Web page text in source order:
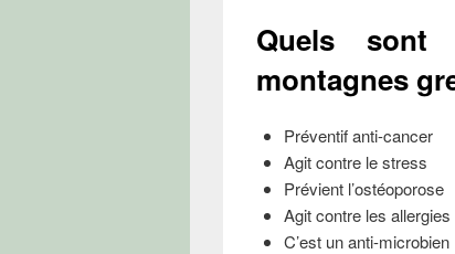
Quels
montagnes
Préventif anti-cancer
Agit contre le stress
Prévient l’ostéoporose
Agit contre les allergies
C’est un anti-microbien